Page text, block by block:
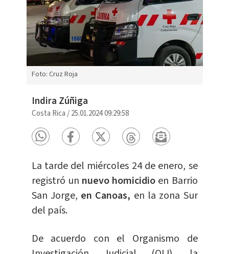
Foto: Cruz Roja
Indira Zúñiga
Costa Rica /25.01.2024 09:29:58
La tarde del miércoles 24 de enero, se
registró un nuevo homicidio en Barrio
San Jorge, en Canoas, en la zona Sur
del país.
De acuerdo con el Organismo de